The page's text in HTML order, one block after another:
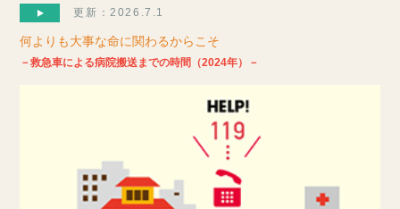
更新：2026.7.1
何よりも大事な命に関わるからこそ
－救急車による病院搬送までの時間（2024年）－